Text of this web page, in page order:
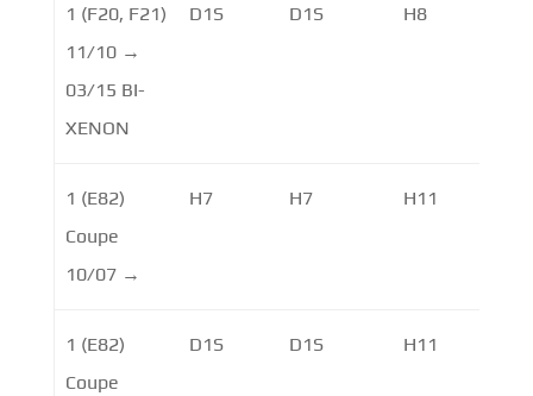
1 (F20, F21)
11/10 →
03/15 BI-
XENON
D1S D1S H8
1 (E82)
Coupe
10/07 →
H7 H7 H11
1 (E82)
Coupe
D1S D1S H11